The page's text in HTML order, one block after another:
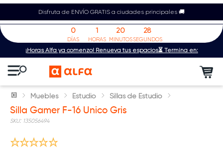
Disfruta de ENVÍO GRATIS a ciudades principales 🚚
¡Horas Alfa ya comenzó! Renueva tus espacios⏳ Termina en:
0
DÍAS
1
HORAS
20
MINUTOS
28
SEGUNDOS
Muebles Estudio Sillas de Estudio
Silla Gamer F-16 Unico Gris
: 135056494